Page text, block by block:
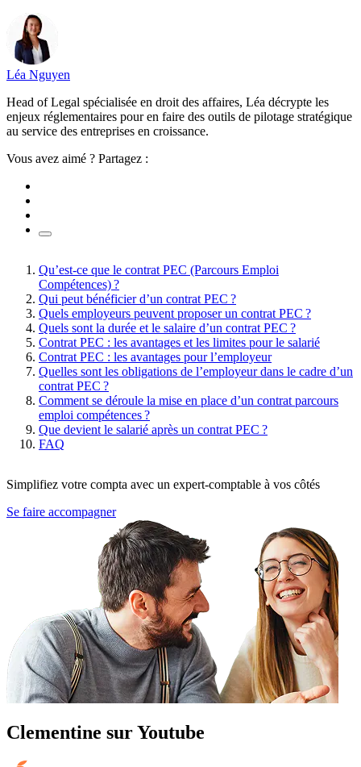
Léa Nguyen
Head of Legal spécialisée en droit des affaires, Léa décrypte les
enjeux réglementaires pour en faire des outils de pilotage stratégique
au service des entreprises en croissance.
Vous avez aimé ? Partagez :
Qu’est-ce que le contrat PEC (Parcours Emploi
Compétences) ?
Qui peut bénéficier d’un contrat PEC ?
Quels employeurs peuvent proposer un contrat PEC ?
Quels sont la durée et le salaire d’un contrat PEC ?
Contrat PEC : les avantages et les limites pour le salarié
Contrat PEC : les avantages pour l’employeur
Quelles sont les obligations de l’employeur dans le cadre d’un
contrat PEC ?
Comment se déroule la mise en place d’un contrat parcours
emploi compétences ?
Que devient le salarié après un contrat PEC ?
FAQ
Simplifiez votre compta avec un expert-comptable à vos côtés
Se faire accompagner
Clementine sur Youtube